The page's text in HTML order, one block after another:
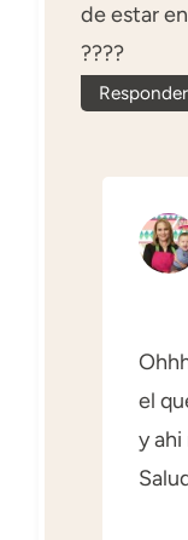
de estar
????
Responder
el
y